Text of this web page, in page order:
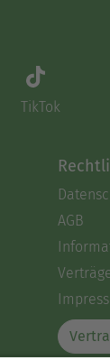
TikTok
AGB